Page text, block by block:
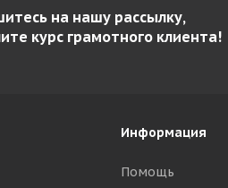
на нашу рассылку,
курс грамотного клиента!
Информация
Помощь